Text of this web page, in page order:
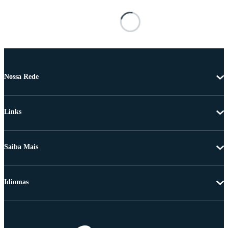
Nossa Rede
Links
Saiba Mais
Idiomas